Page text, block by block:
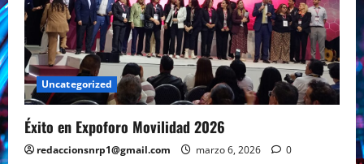
Uncategorized
Éxito en Expoforo Movilidad 2026
redaccionsnrp1@gmail.com marzo 6, 2026 0